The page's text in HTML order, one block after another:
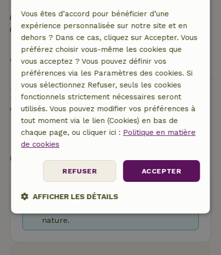
Matériaux d'isolation naturelle
Construit avec des matériaux de construction
naturels
Voir tout
Poser une question
Contacte le propriétaire de la Maison nature.
Envoyer un message
Commencer ma réservation
Oups ! Malheureusement, vous ne
nature.
Vous êtes d’accord pour bénéficier d’une
expérience personnalisée sur notre site et en
dehors ? Dans ce cas, cliquez sur Accepter. Vous
préférez choisir vous-même les cookies que
vous acceptez ? Vous pouvez définir vos
préférences via les Paramètres des cookies. Si
vous sélectionnez Refuser, seuls les cookies
fonctionnels strictement nécessaires seront
utilisés. Vous pouvez modifier vos préférences à
tout moment via le lien (Cookies) en bas de
chaque page, ou cliquer ici : Politique en matière
de cookies
ACCEPTER
REFUSER
AFFICHER LES DÉTAILS
Strictement
nécessaires
Performance Ciblage